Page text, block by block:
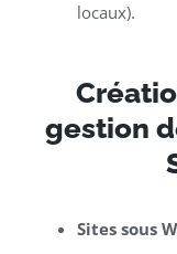
locaux).
gestion
Sites sous